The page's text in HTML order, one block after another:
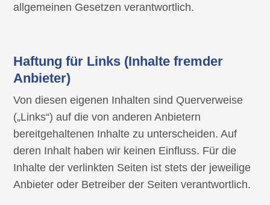
allgemeinen Gesetzen verantwortlich.
Haftung für Links (Inhalte fremder
Anbieter)
Von diesen eigenen Inhalten sind Querverweise
(„Links“) auf die von anderen Anbietern
bereitgehaltenen Inhalte zu unterscheiden. Auf
deren Inhalt haben wir keinen Einfluss. Für die
Inhalte der verlinkten Seiten ist stets der jeweilige
Anbieter oder Betreiber der Seiten verantwortlich.